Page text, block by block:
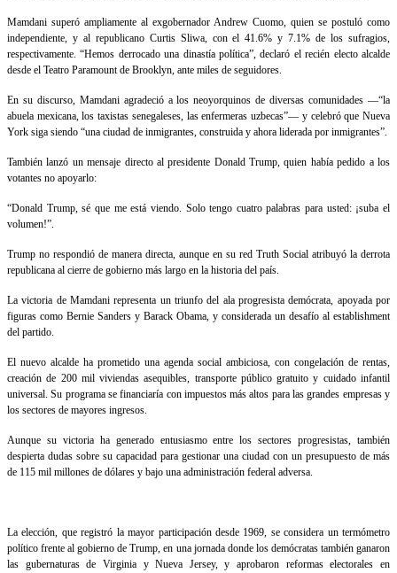
Mamdani superó ampliamente al exgobernador Andrew Cuomo, quien se postuló como
independiente, y al republicano Curtis Sliwa, con el 41.6% y 7.1% de los sufragios,
respectivamente. “Hemos derrocado una dinastía política”, declaró el recién electo alcalde
desde el Teatro Paramount de Brooklyn, ante miles de seguidores.
En su discurso, Mamdani agradeció a los neoyorquinos de diversas comunidades —“la
abuela mexicana, los taxistas senegaleses, las enfermeras uzbecas”— y celebró que Nueva
York siga siendo “una ciudad de inmigrantes, construida y ahora liderada por inmigrantes”.
También lanzó un mensaje directo al presidente Donald Trump, quien había pedido a los
votantes no apoyarlo:
“Donald Trump, sé que me está viendo. Solo tengo cuatro palabras para usted: ¡suba el
volumen!”.
Trump no respondió de manera directa, aunque en su red Truth Social atribuyó la derrota
republicana al cierre de gobierno más largo en la historia del país.
La victoria de Mamdani representa un triunfo del ala progresista demócrata, apoyada por
figuras como Bernie Sanders y Barack Obama, y considerada un desafío al establishment
del partido.
El nuevo alcalde ha prometido una agenda social ambiciosa, con congelación de rentas,
creación de 200 mil viviendas asequibles, transporte público gratuito y cuidado infantil
universal. Su programa se financiaría con impuestos más altos para las grandes empresas y
los sectores de mayores ingresos.
Aunque su victoria ha generado entusiasmo entre los sectores progresistas, también
despierta dudas sobre su capacidad para gestionar una ciudad con un presupuesto de más
de 115 mil millones de dólares y bajo una administración federal adversa.
La elección, que registró la mayor participación desde 1969, se considera un termómetro
político frente al gobierno de Trump, en una jornada donde los demócratas también ganaron
las gubernaturas de Virginia y Nueva Jersey, y aprobaron reformas electorales en